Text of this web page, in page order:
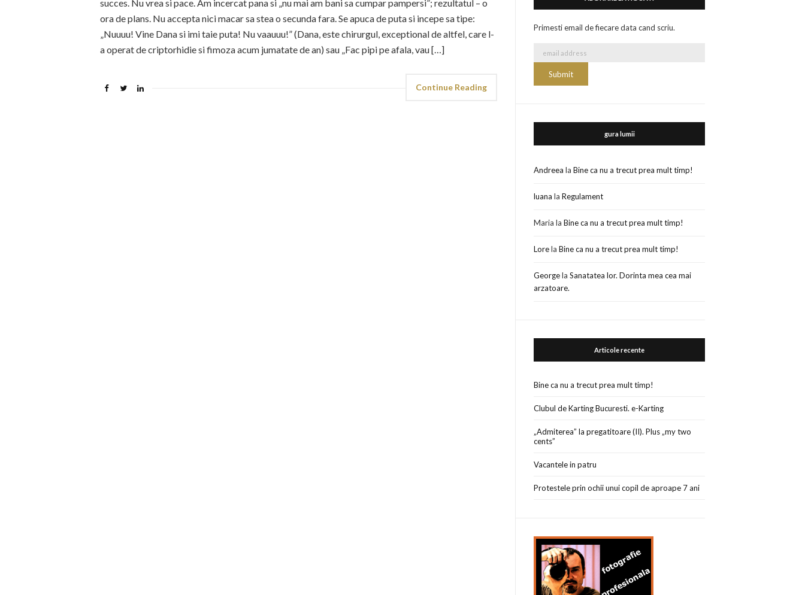
succes. Nu vrea si pace. Am incercat pana si „nu mai am bani sa cumpar pampersi”; rezultatul – o
ora de plans. Nu accepta nici macar sa stea o secunda fara. Se apuca de puta si incepe sa tipe:
„Nuuuu! Vine Dana si imi taie puta! Nu vaauuu!” (Dana, este chirurgul, exceptional de altfel, care l-
a operat de criptorhidie si fimoza acum jumatate de an) sau „Fac pipi pe afala, vau […]
Continue Reading
Primesti email de fiecare data cand scriu.
gura lumii
Andreea laBine ca nu a trecut prea mult timp!
luana laRegulament
Maria laBine ca nu a trecut prea mult timp!
LorelaBine ca nu a trecut prea mult timp!
GeorgelaSanatatea lor. Dorinta mea cea mai
arzatoare.
Articole recente
Bine ca nu a trecut prea mult timp!
Clubul de Karting Bucuresti. e-Karting
„Admiterea” la pregatitoare (II). Plus „my two
cents”
Vacantele in patru
Protestele prin ochii unui copil de aproape 7 ani